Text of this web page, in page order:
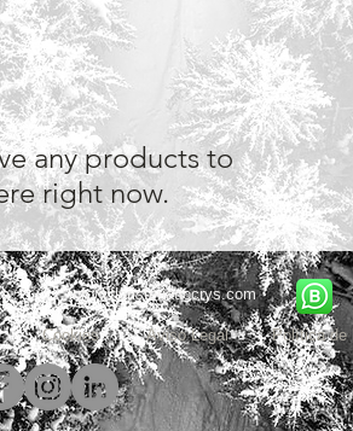
any products to
right now.
info@floristeriadocrys.com
Cookies Aviso Legal Política de